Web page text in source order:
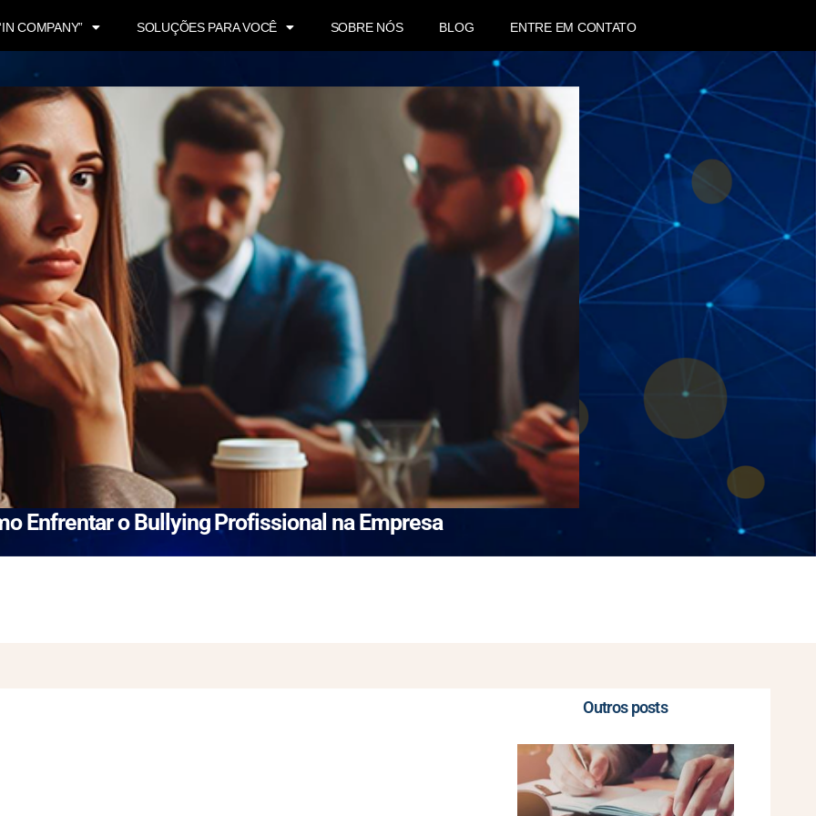
COMPANY” SOLUÇÕES PARA VOCÊ SOBRE NÓS BLOG ENTRE EM CONTATO
Enfrentar o Bullying Profissional na Empresa
Outros posts